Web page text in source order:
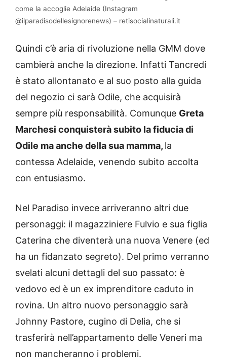
come la accoglie Adelaide (Instagram
@ilparadisodellesignorenews) – retisocialinaturali.it
Quindi c’è aria di rivoluzione nella GMM dove
cambierà anche la direzione. Infatti Tancredi
è stato allontanato e al suo posto alla guida
del negozio ci sarà Odile, che acquisirà
sempre più responsabilità. Comunque Greta
Marchesi conquisterà subito la fiducia di
Odile ma anche della sua mamma, la
contessa Adelaide, venendo subito accolta
con entusiasmo.
Nel Paradiso invece arriveranno altri due
personaggi: il magazziniere Fulvio e sua figlia
Caterina che diventerà una nuova Venere (ed
ha un fidanzato segreto). Del primo verranno
svelati alcuni dettagli del suo passato: è
vedovo ed è un ex imprenditore caduto in
rovina. Un altro nuovo personaggio sarà
Johnny Pastore, cugino di Delia, che si
trasferirà nell’appartamento delle Veneri ma
non mancheranno i problemi.